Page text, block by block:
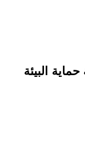
البيئة